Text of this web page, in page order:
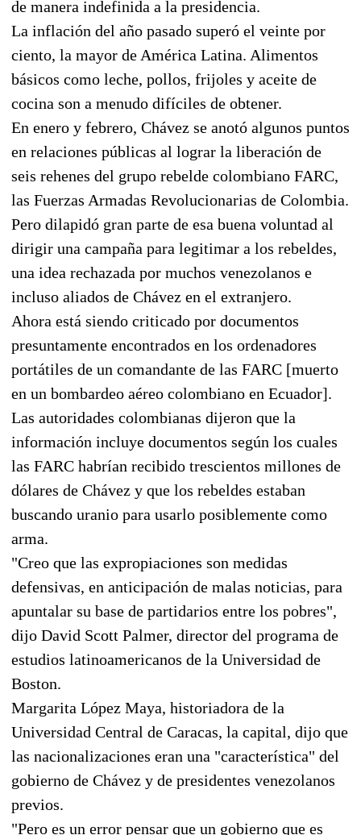
de manera indefinida a la presidencia.
La inflación del año pasado superó el veinte por
ciento, la mayor de América Latina. Alimentos
básicos como leche, pollos, frijoles y aceite de
cocina son a menudo difíciles de obtener.
En enero y febrero, Chávez se anotó algunos puntos
en relaciones públicas al lograr la liberación de
seis rehenes del grupo rebelde colombiano FARC,
las Fuerzas Armadas Revolucionarias de Colombia.
Pero dilapidó gran parte de esa buena voluntad al
dirigir una campaña para legitimar a los rebeldes,
una idea rechazada por muchos venezolanos e
incluso aliados de Chávez en el extranjero.
Ahora está siendo criticado por documentos
presuntamente encontrados en los ordenadores
portátiles de un comandante de las FARC [muerto
en un bombardeo aéreo colombiano en Ecuador].
Las autoridades colombianas dijeron que la
información incluye documentos según los cuales
las FARC habrían recibido trescientos millones de
dólares de Chávez y que los rebeldes estaban
buscando uranio para usarlo posiblemente como
arma.
"Creo que las expropiaciones son medidas
defensivas, en anticipación de malas noticias, para
apuntalar su base de partidarios entre los pobres",
dijo David Scott Palmer, director del programa de
estudios latinoamericanos de la Universidad de
Boston.
Margarita López Maya, historiadora de la
Universidad Central de Caracas, la capital, dijo que
las nacionalizaciones eran una "característica" del
gobierno de Chávez y de presidentes venezolanos
previos.
"Pero es un error pensar que un gobierno que es